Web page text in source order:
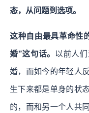
态，从问题到选项。
这种自由最具革命性
婚”这句话。 以前人
婚，而如今的年轻人
生下来都是单身的状
的，而和另一个人共